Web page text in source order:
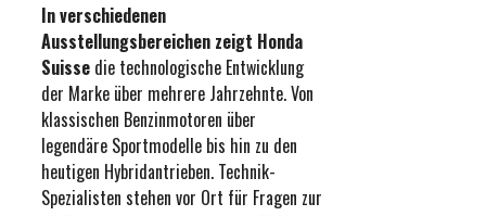
In verschiedenen
Ausstellungsbereichen zeigt Honda
Suisse die technologische Entwicklung
der Marke über mehrere Jahrzehnte. Von
klassischen Benzinmotoren über
legendäre Sportmodelle bis hin zu den
heutigen Hybridantrieben. Technik-
Spezialisten stehen vor Ort für Fragen zur